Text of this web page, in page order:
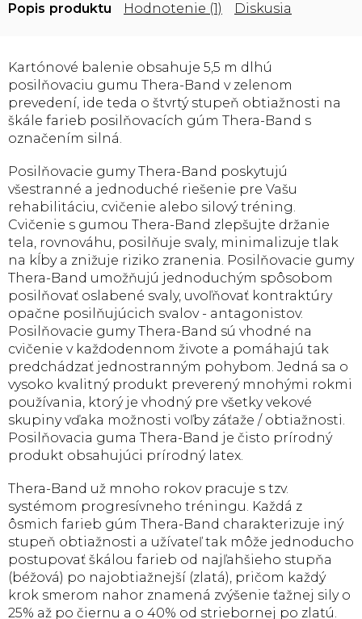
Popis Hodnotenie (1) Diskusia
Kartónové balenie obsahuje 5,5 m dlhú
posilňovaciu gumu Thera-Band v zelenom
prevedení, ide teda o štvrtý stupeň obtiažnosti na
škále farieb posilňovacích gúm Thera-Band s
označením silná.
Posilňovacie gumy Thera-Band poskytujú
všestranné a jednoduché riešenie pre Vašu
rehabilitáciu, cvičenie alebo silový tréning.
Cvičenie s gumou Thera-Band zlepšujte držanie
tela, rovnováhu, posilňuje svaly, minimalizuje tlak
na kĺby a znižuje riziko zranenia. Posilňovacie gumy
Thera-Band umožňujú jednoduchým spôsobom
posilňovať oslabené svaly, uvoľňovať kontraktúry
opačne posilňujúcich svalov - antagonistov.
Posilňovacie gumy Thera-Band sú vhodné na
cvičenie v každodennom živote a pomáhajú tak
predchádzať jednostranným pohybom. Jedná sa o
vysoko kvalitný produkt preverený mnohými rokmi
používania, ktorý je vhodný pre všetky vekové
skupiny vďaka možnosti voľby záťaže / obtiažnosti.
Posilňovacia guma Thera-Band je čisto prírodný
produkt obsahujúci prírodný latex.
Thera-Band už mnoho rokov pracuje s tzv.
systémom progresívneho tréningu. Každá z
ôsmich farieb gúm Thera-Band charakterizuje iný
stupeň obtiažnosti a užívateľ tak môže jednoducho
postupovať škálou farieb od najľahšieho stupňa
(béžová) po najobtiažnejší (zlatá), pričom každý
krok smerom nahor znamená zvýšenie ťažnej sily o
25% až po čiernu a o 40% od striebornej po zlatú.